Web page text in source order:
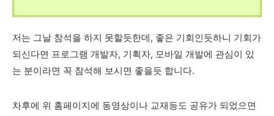
저는 그날 참석을 하지 못할듯한데, 좋은 기회인듯하니 기회가
되신다면 프로그램 개발자, 기획자, 모바일 개발에 관심이 있
는 분이라면 꼭 참석해 보시면 좋을듯 합니다.
차후에 위 홈페이지에 동영상이나 교재등도 공유가 되었으면